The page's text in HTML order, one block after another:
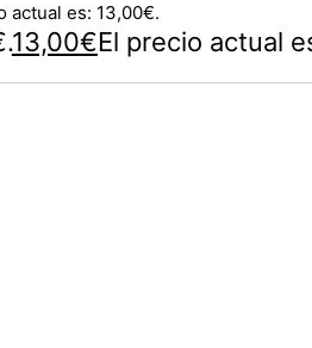
actual es: 13,00€.
13,00€El precio actual